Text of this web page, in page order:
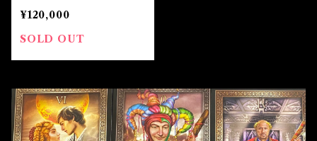
物 Golden Wealth Vas
e
¥120,000
SOLD OUT